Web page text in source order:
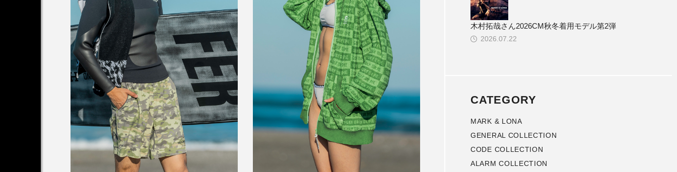
2026.07.22
木村拓哉さん2026CM秋冬着用モデル第2弾
CATEGORY
MARK & LONA
GENERAL COLLECTION
CODE COLLECTION
ALARM COLLECTION